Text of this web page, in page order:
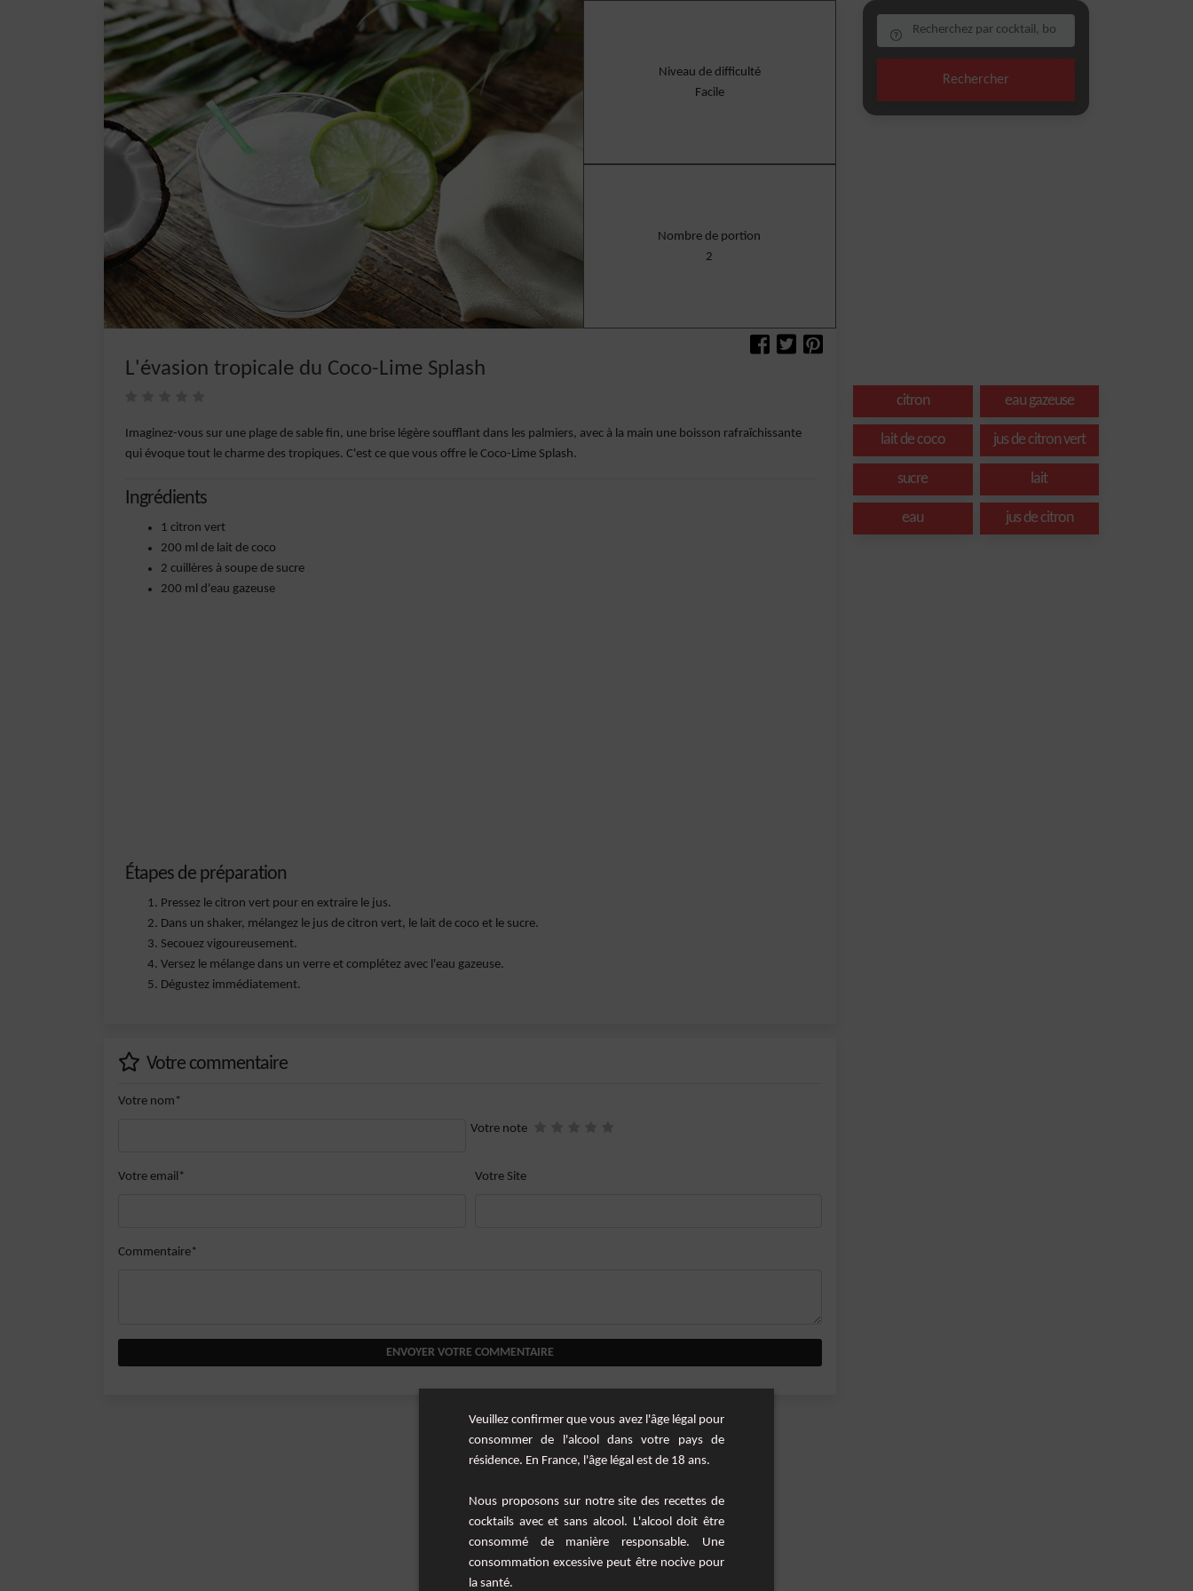
Niveau de difficulté
Facile
Nombre de portion
2
L'évasion tropicale du Coco-Lime Splash
Imaginez-vous sur une plage de sable fin, une brise légère soufflant dans les palmiers, avec à la main une boisson rafraîchissante
qui évoque tout le charme des tropiques. C'est ce que vous offre le Coco-Lime Splash.
Ingrédients
1 citron vert
200 ml de lait de coco
2 cuillères à soupe de sucre
200 ml d'eau gazeuse
Étapes de préparation
Pressez le citron vert pour en extraire le jus.
Dans un shaker, mélangez le jus de citron vert, le lait de coco et le sucre.
Secouez vigoureusement.
Versez le mélange dans un verre et complétez avec l'eau gazeuse.
Dégustez immédiatement.
Votre commentaire
Votre nom*
Votre note
Votre email* Votre Site
Commentaire*
ENVOYER VOTRE COMMENTAIRE
Rechercher
citron eau gazeuse
lait de coco jus de citron vert
sucre lait
eau jus de citron
Veuillez confirmer que vous avez l'âge légal pour
consommer de l'alcool dans votre pays de
résidence. En France, l'âge légal est de 18 ans.
Nous proposons sur notre site des recettes de
cocktails avec et sans alcool. L'alcool doit être
consommé de manière responsable. Une
consommation excessive peut être nocive pour
la santé.